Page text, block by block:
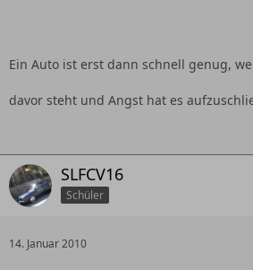
Ein Auto ist erst dann schnell genug,
davor steht und Angst hat es
SLFCV16
Schüler
14. Januar 2010